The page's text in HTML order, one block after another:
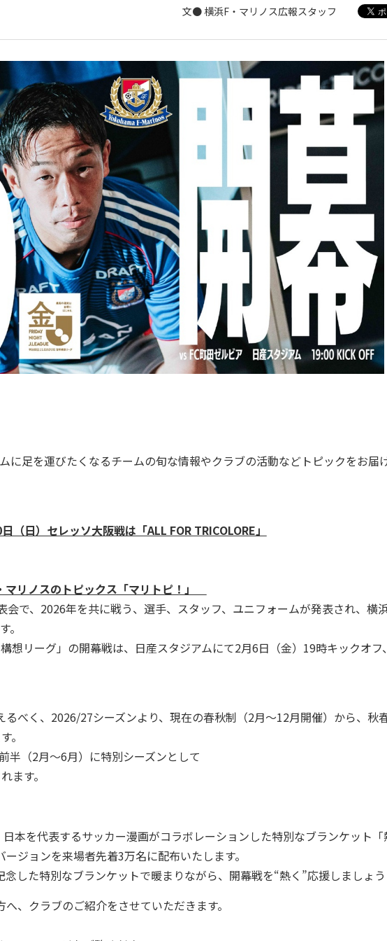
文● 横浜F・マリノス広報スタッフ
に足を運びたくなるチームの旬な情報やクラブの活動などトピックをお届
日）セレッソ大阪戦は「ALL FOR TRICOLORE」
リノスのトピックス「マリトピ！」
で、2026年を共に戦う、選手、スタッフ、ユニフォームが発表され、横
。
想リーグ」の開幕戦は、日産スタジアムにて2月6日（金）19時キックオフ
べく、2026/27シーズンより、現在の春秋制（2月～12月開催）から、秋
。
半（2月～6月）に特別シーズンとして
ます。
本を代表するサッカー漫画がコラボレーションした特別なブランケット「
ジョンを来場者先着3万名に配布いたします。
した特別なブランケットで暖まりながら、開幕戦を“熱く”応援しましょ
、クラブのご紹介をさせていただきます。